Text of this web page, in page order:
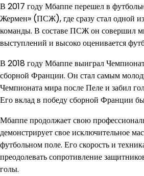
В 2017 году Мбаппе перешел в
Жермен» (ПСЖ), где сразу стал одной
команды. В составе ПСЖ он совершил
выступлений и высоко оценивается
В 2018 году Мбаппе выиграл
сборной Франции. Он стал самым
Чемпионата мира после Пеле и забил
Его вклад в победу сборной Франции
Мбаппе продолжает свою
демонстрирует свое исключительное
футбольном поле. Его скорость и
преодолевать сопротивление
голы.